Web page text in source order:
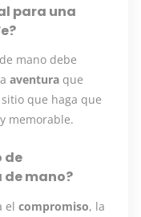
para una
mano debe
aventura que
que haga que
memorable.
de
mano?
el compromiso, la